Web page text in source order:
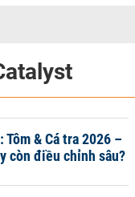
Tôm & Cá tra 2026 –
còn điều chỉnh sâu?